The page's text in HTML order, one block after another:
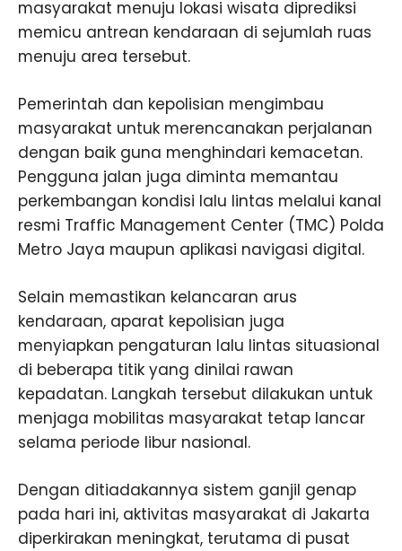
masyarakat menuju lokasi wisata diprediksi
memicu antrean kendaraan di sejumlah ruas
menuju area tersebut.
Pemerintah dan kepolisian mengimbau
masyarakat untuk merencanakan perjalanan
dengan baik guna menghindari kemacetan.
Pengguna jalan juga diminta memantau
perkembangan kondisi lalu lintas melalui kanal
resmi Traffic Management Center (TMC) Polda
Metro Jaya maupun aplikasi navigasi digital.
Selain memastikan kelancaran arus
kendaraan, aparat kepolisian juga
menyiapkan pengaturan lalu lintas situasional
di beberapa titik yang dinilai rawan
kepadatan. Langkah tersebut dilakukan untuk
menjaga mobilitas masyarakat tetap lancar
selama periode libur nasional.
Dengan ditiadakannya sistem ganjil genap
pada hari ini, aktivitas masyarakat di Jakarta
diperkirakan meningkat, terutama di pusat